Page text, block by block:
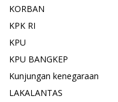
KORBAN
KPK RI
KPU
KPU BANGKEP
Kunjungan kenegaraan
LAKALANTAS